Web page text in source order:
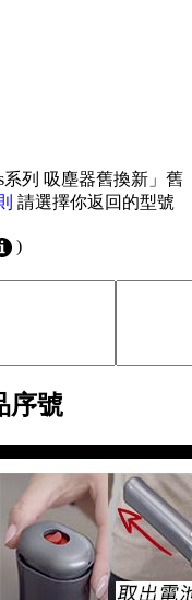
系列 吸塵器舊換新」舊
請選擇你返回的型號
)
序號